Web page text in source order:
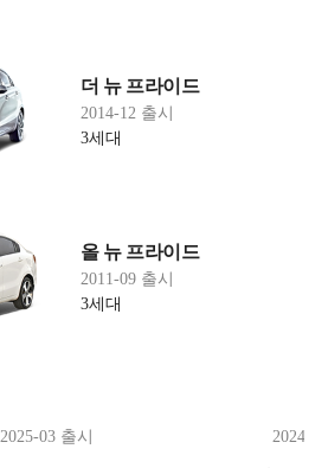
더 뉴 프라이드
2014-12 출시
3세대
올 뉴 프라이드
2011-09 출시
3세대
2025-03 출시 2024-